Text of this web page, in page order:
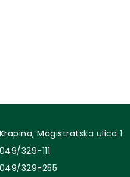
Krapina, Magistratska ulica 1
049/329-111
049/329-255